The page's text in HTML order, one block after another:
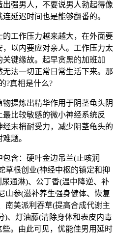
强男人，不要说男人勃起得像
延迟时间也是能够翻番的。
工作压力越来越大，在外面要
以内要应对亲人。工作压力太
键缘故。起早贪黑的加班加
法一切正常日常生活下来。那
?真相是什么?
提炼出精华作用于阴茎龟头阴
比较敏感的微小神经系统反
末梢耐受力，减少阴茎龟头的
题。
含：硬叶金边吊兰(止咳润
草根创业(神经中枢的镇定和抑
通淋)、公丁香(温中降逆、补
山参(滋补养生强身健体、恢复
南美派利吞草(提高合成代谢主
)、灯油藤(清除身体和表皮内毒
。由此可见，优能佳男用延时